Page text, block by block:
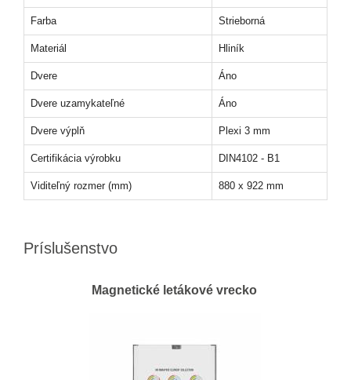
Farba Strieborná
Materiál Hliník
Dvere Áno
Dvere uzamykateľné Áno
Dvere výplň Plexi 3 mm
Certifikácia výrobku DIN4102 - B1
Viditeľný rozmer (mm) 880 x 922 mm
Príslušenstvo
Magnetické letákové vrecko